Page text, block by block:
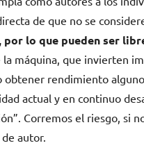
de que no se
lo que pueden ser
máquina, que invierten
obtener rendimiento
actual y en continuo
Corremos el riesgo, si
autor.